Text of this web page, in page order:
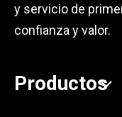
y servicio de
confianza y valor.
Productos